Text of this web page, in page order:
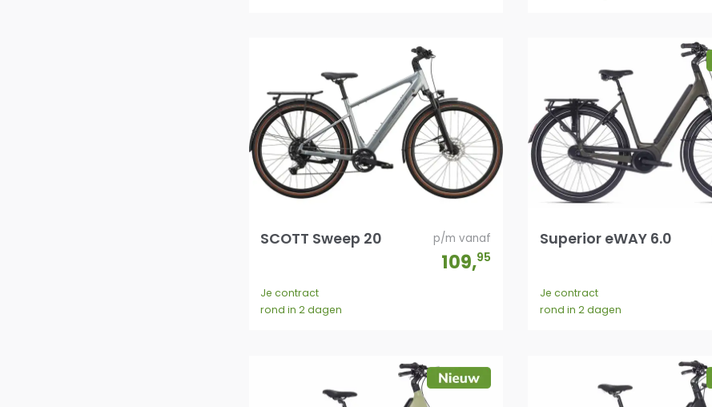
SCOTT Sweep 20 p/m vanaf
109,95
Je contract
rond in 2 dagen
Superior eWAY 6.0
Je contract
rond in 2 dagen